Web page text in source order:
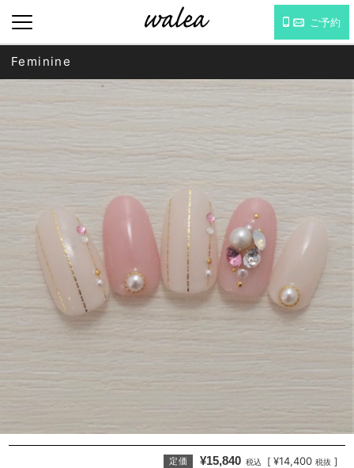
ご予約
Feminine
定価 ¥15,840 税込 [ ¥14,400 税抜 ]